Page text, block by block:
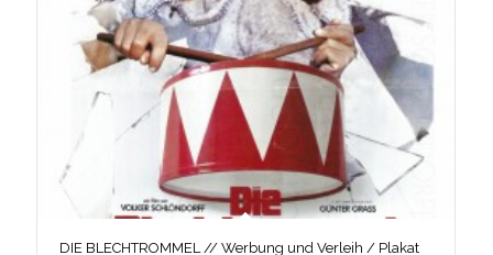
DIE BLECHTROMMEL // Werbung und Verleih / Plakat